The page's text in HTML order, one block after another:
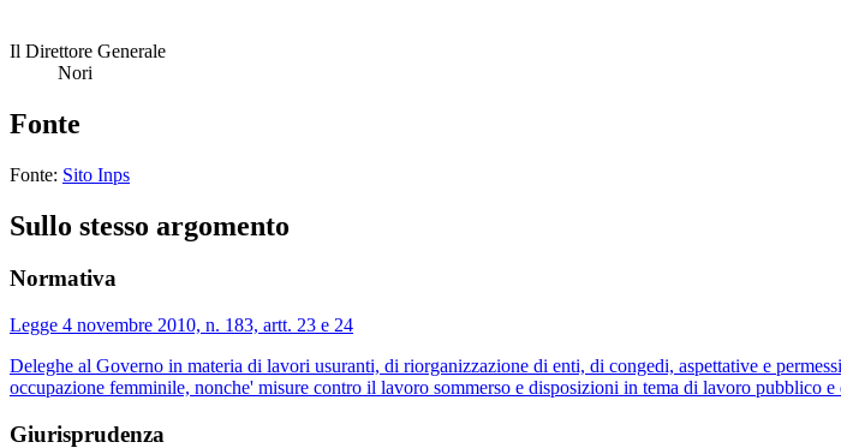
Il Direttore Generale
Nori
Fonte
Fonte: Sito Inps
Sullo stesso argomento
Normativa
Legge 4 novembre 2010, n. 183, artt. 23 e 24
Deleghe al Governo in materia di lavori usuranti, di riorganizzazione di enti, di congedi, aspettative e
occupazione femminile, nonche' misure contro il lavoro sommerso e disposizioni in tema di lavoro pubblico
Giurisprudenza